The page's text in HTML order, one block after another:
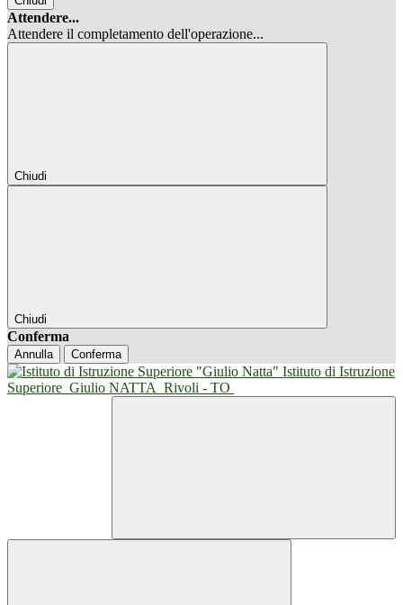
Attendere...
Attendere il completamento dell'operazione...
Chiudi
Chiudi
Conferma
Annulla Conferma
Istituto di Istruzione
Superiore Giulio NATTA Rivoli - TO